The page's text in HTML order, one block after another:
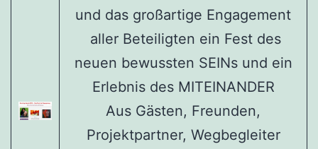
und das großartige Engagement
aller Beteiligten ein Fest des
neuen bewussten SEINs und ein
Erlebnis des MITEINANDER
Aus Gästen, Freunden,
Projektpartner, Wegbegleiter